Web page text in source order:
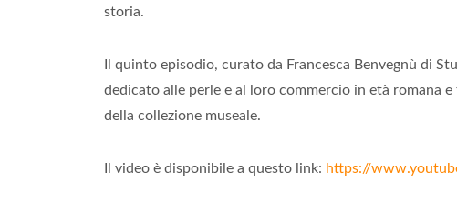
storia.
Il quinto episodio, curato da Francesca Benvegnù di
dedicato alle perle e al loro commercio in età romana
della collezione museale.
Il video è disponibile a questo link: https://